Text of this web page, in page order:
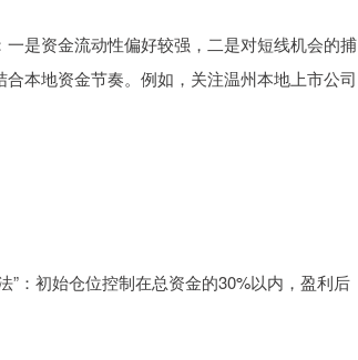
是资金流动性偏好较强，二是对短线机会的捕
本地资金节奏。例如，关注温州本地上市公司
：初始仓位控制在总资金的30%以内，盈利后